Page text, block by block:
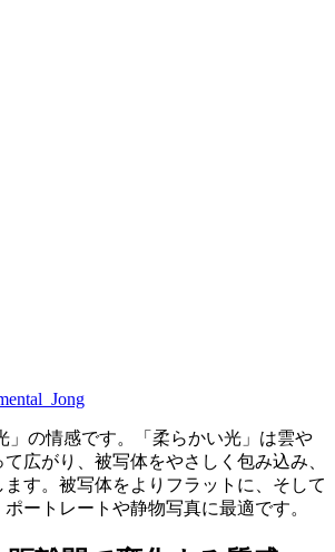
」の情感です。「柔らかい光」は雲や
広がり、被写体をやさしく包み込み、
す。被写体をよりフラットに、そして
ートレートや静物写真に最適です。